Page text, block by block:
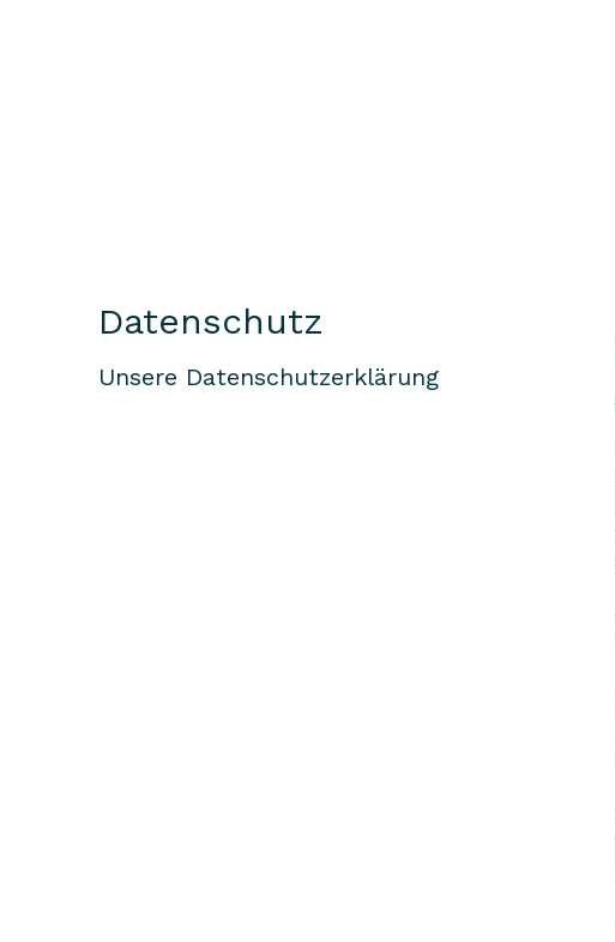
Datenschutz
Unsere Datenschutzerklärung